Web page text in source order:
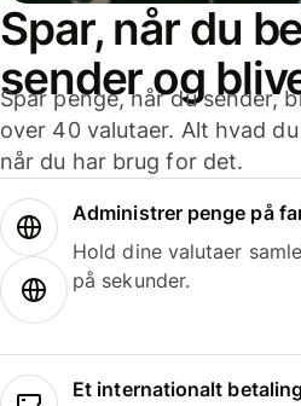
Spar, når du
sender og
Spar penge, når du sender,
over 40 valutaer. Alt hvad
når du har brug for det.
Administrer penge på
Hold dine valutaer
på sekunder.
Et internationalt